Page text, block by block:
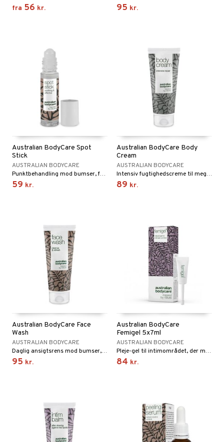
fra 56 kr. 95 kr.
Australian BodyCare Spot
Stick
AUSTRALIAN BODYCARE
Punktbehandling mod bumser, fedtet og uren hud
59 kr.
Australian BodyCare Body
Cream
AUSTRALIAN BODYCARE
Intensiv fugtighedscreme til meget tør og skadet hud
89 kr.
Australian BodyCare Face
Wash
AUSTRALIAN BODYCARE
Daglig ansigtsrens mod bumser, til normal til fedtet hud samt kombineret hud.
95 kr.
Australian BodyCare
Femigel 5x7ml
AUSTRALIAN BODYCARE
Pleje-gel til intimområdet, der modvirker lugt, tørhed og kløe.
84 kr.